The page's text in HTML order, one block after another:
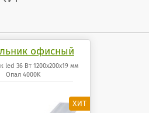
офисный
36 Вт
мм Опал
led 36 Вт 1200x200x19 мм
Опал 4000K